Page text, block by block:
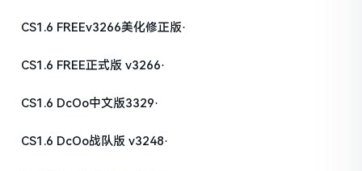
CS1.6 FREEv3266美化修正版·
CS1.6 FREE正式版 v3266·
CS1.6 DcOo中文版3329·
CS1.6 DcOo战队版 v3248·